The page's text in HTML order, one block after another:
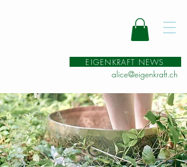
EIGENKRAFT NEWS
alice@eigenkraft.ch